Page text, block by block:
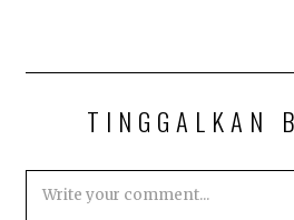
5
TINGGALKAN